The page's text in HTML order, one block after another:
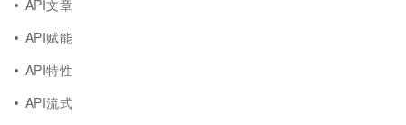
API文章
API赋能
API特性
API流式